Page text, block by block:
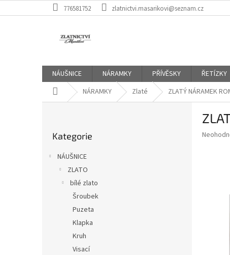
na
776581752 zlatnictvi.masarikovi@seznam.cz
NÁUŠNICE NÁRAMKY PŘÍVĚSKY ŘETÍZKY
Domů NÁRAMKY Zlaté ZLATÝ NÁRAMEK
kategorie
Kategorie
NÁUŠNICE
ZLATO
bílé zlato
Šroubek
Puzeta
Klapka
Kruh
Visací